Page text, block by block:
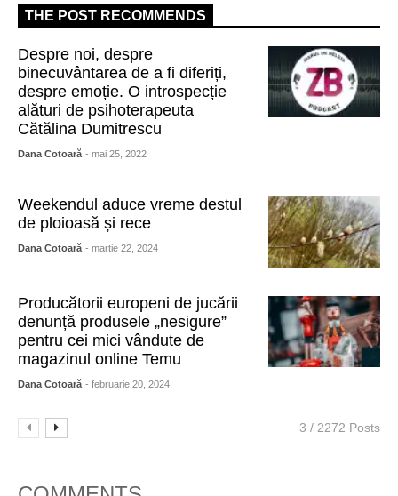
THE POST RECOMMENDS
Despre noi, despre
binecuvântarea de a fi diferiți,
despre emoție. O introspecție
alături de psihoterapeuta
Cătălina Dumitrescu
Dana Cotoară - mai 25, 2022
Weekendul aduce vreme destul
de ploioasă și rece
Dana Cotoară - martie 22, 2024
Producătorii europeni de jucării
denunță produsele „nesigure”
pentru cei mici vândute de
magazinul online Temu
Dana Cotoară - februarie 20, 2024
3 / 2272 Posts